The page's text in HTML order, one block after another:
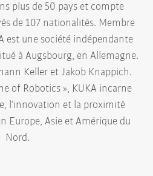
plus de 50 pays et compte
de 107 nationalités. Membre
est une société indépendante
à Augsbourg, en Allemagne.
Keller et Jakob Knappich.
of Robotics », KUKA incarne
l’innovation et la proximité
Europe, Asie et Amérique du
Nord.